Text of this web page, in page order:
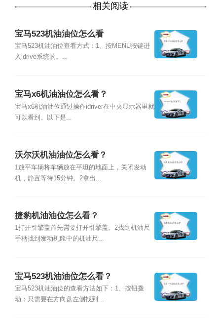
相关阅读
宝马523机油油位怎么看
宝马523机油油位查看方式：1、按MENU按键进
入idrive系统的。...
宝马x6机油油位怎么看？
宝马x6机油油位通过操作idriver在中央显示器里就
可以看到。以下是...
沃尔沃机油油位怎么看？
1放平车辆将车辆放在平坦的地面上，关闭发动
机，静置等待15分钟。2拿出...
捷豹机油油位怎么看？
1打开引擎盖首先需要打开引擎盖。2找到机油尺
手柄找到发动机舱中的机油尺...
宝马523机油油位怎么看？
宝马523机油油位的查看方法如下：1、按钮拨
动：只需要在方向盘左侧找到...